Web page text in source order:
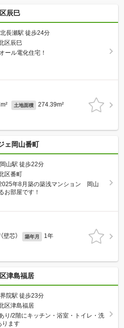
辰巳
長瀬駅 徒歩24分
区辰巳
ール電化住宅！
土地面積 274.39m²
ェ岡山番町
山駅 徒歩22分
区番町
年8月築の築浅マンション 岡山
お部屋です！
壁芯） 築年月 1年
津島福居
院駅 徒歩23分
区津島福居
あり/2階にキッチン・浴室・トイレ・洗
ります